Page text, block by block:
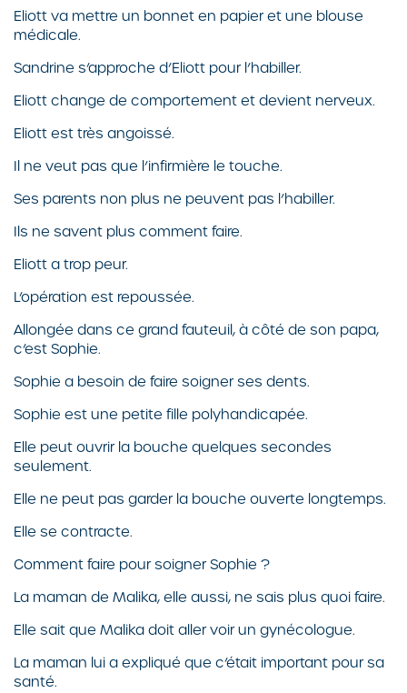
Eliott va mettre un bonnet en papier et une blouse
médicale.
Sandrine s’approche d’Eliott pour l’habiller.
Eliott change de comportement et devient nerveux.
Eliott est très angoissé.
Il ne veut pas que l’infirmière le touche.
Ses parents non plus ne peuvent pas l’habiller.
Ils ne savent plus comment faire.
Eliott a trop peur.
L’opération est repoussée.
Allongée dans ce grand fauteuil, à côté de son papa,
c’est Sophie.
Sophie a besoin de faire soigner ses dents.
Sophie est une petite fille polyhandicapée.
Elle peut ouvrir la bouche quelques secondes
seulement.
Elle ne peut pas garder la bouche ouverte longtemps.
Elle se contracte.
Comment faire pour soigner Sophie ?
La maman de Malika, elle aussi, ne sais plus quoi faire.
Elle sait que Malika doit aller voir un gynécologue.
La maman lui a expliqué que c’était important pour sa
santé.